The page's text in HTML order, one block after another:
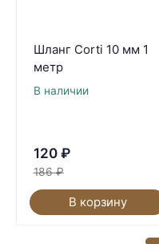
Шланг Corti 10 мм 1
метр
В наличии
120 ₽
186 ₽
В корзину